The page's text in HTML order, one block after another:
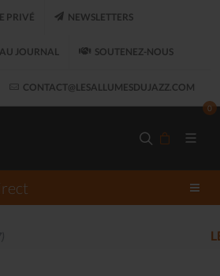
PRIVÉ NEWSLETTERS
JOURNAL SOUTENEZ-NOUS
CONTACT@LESALLUMESDUJAZZ.COM
0
DU JAZZ FONT SALON, LE